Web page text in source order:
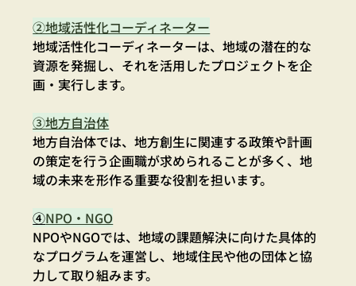
②地域活性化コーディネーター
地域活性化コーディネーターは、地域の潜在的な
資源を発掘し、それを活用したプロジェクトを企
画・実行します。
③地方自治体
地方自治体では、地方創生に関連する政策や計画
の策定を行う企画職が求められることが多く、地
域の未来を形作る重要な役割を担います。
④NPO・NGO
NPOやNGOでは、地域の課題解決に向けた具体的
なプログラムを運営し、地域住民や他の団体と協
力して取り組みます。